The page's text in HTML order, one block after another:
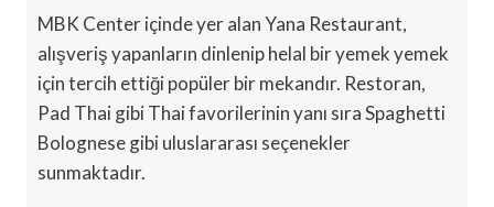
MBK Center içinde yer alan Yana Restaurant,
alışveriş yapanların dinlenip helal bir yemek yemek
için tercih ettiği popüler bir mekandır. Restoran,
Pad Thai gibi Thai favorilerinin yanı sıra Spaghetti
Bolognese gibi uluslararası seçenekler
sunmaktadır.